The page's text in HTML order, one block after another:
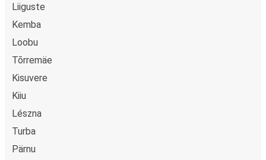
Liiguste
Kemba
Loobu
Tõrremäe
Kisuvere
Kiiu
Lészna
Turba
Pärnu